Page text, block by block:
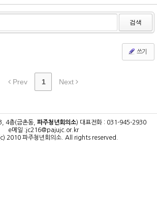
검색
쓰기
Prev 1 Next
4층(금촌동, 파주청년회의소) 대표전화 : 031-945-2930
e메일 :jc216@pajujc.or.kr
2010 파주청년회의소. All rights reserved.